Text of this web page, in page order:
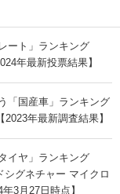
ート」ランキング
年最新投票結果】
「国産車」ランキング
年最新調査結果】
イヤ」ランキング
グネチャー マイクロ
3月27日時点】